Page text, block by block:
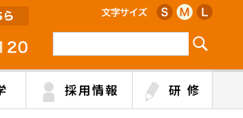
採用情報 研 修